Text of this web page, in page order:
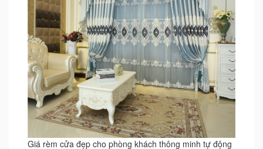
Giá rèm cửa đẹp cho phòng khách thông minh tự động